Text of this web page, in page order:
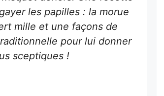
les papilles : la morue
mille et une façons de
pour lui donner
sceptiques !